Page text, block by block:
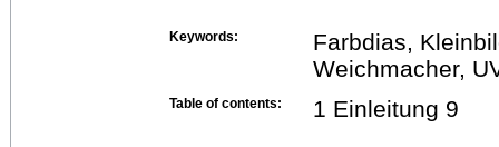
Keywords:
Farbdias,
Weichmacher,
Table of contents: 1 Einleitung 9